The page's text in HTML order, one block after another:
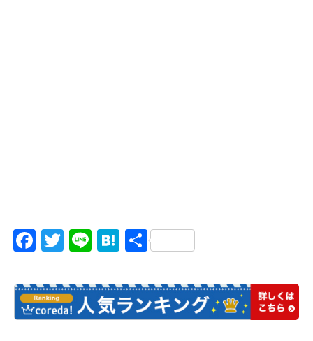
Facebook
Twitter
LineHatena
共